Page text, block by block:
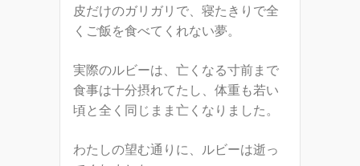
皮だけのガリガリで、寝たきりで全
くご飯を食べてくれない夢。
実際のルビーは、亡くなる寸前まで
食事は十分摂れてたし、体重も若い
頃と全く同じまま亡くなりました。
わたしの望む通りに、ルビーは逝っ